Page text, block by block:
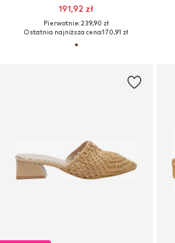
191,92 zł
Pierwotnie: 239,90 zł
Ostatnia najniższa cena:170,91 zł